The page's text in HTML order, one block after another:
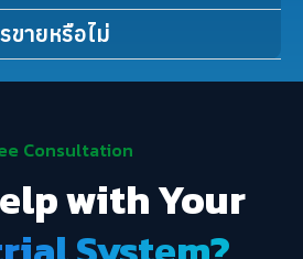
ขายหรือไม่
Consultation
with Your